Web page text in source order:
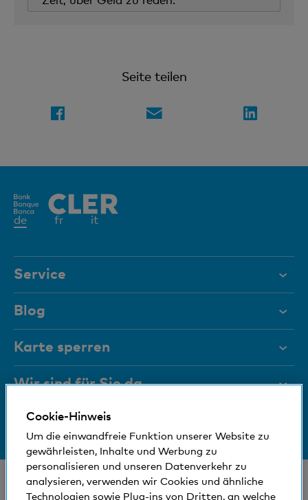
Seite teilen
deAktives
fr it
Service
Hilfe & Kontakt
Dokumente
Magazin
Führungsgremien
Medien
Sozial und umweltfreundlich
Blog
Karte sperren
+41 (0)800 88 99 66
Wir sind für Sie da
Hilfe & Kontakt
Bankinfos
© Bank Cler AG
Cookie-Hinweis
Um die einwandfreie Funktion unserer Website zu
gewährleisten, Inhalte und Werbung zu
personalisieren und unseren Datenverkehr zu
analysieren, verwenden wir Cookies und ähnliche
Technologien sowie Plug-ins von Dritten, an welche